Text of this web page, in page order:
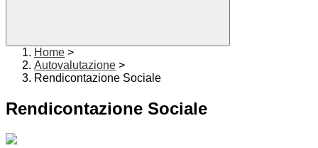
Home >
Autovalutazione >
Rendicontazione Sociale
Rendicontazione Sociale